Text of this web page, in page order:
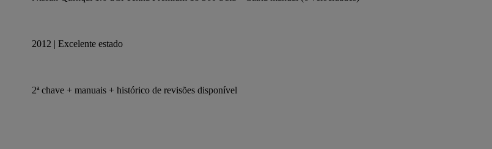
2012 | Excelente estado
2ª chave + manuais + histórico de revisões disponível